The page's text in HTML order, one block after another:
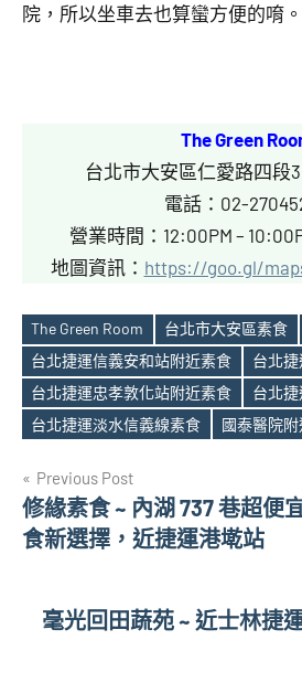
院，所以坐車去也算蠻方便的唷。
The Green
台北市大安區仁愛路四段
電話：02-
營業時間：12:00PM –
地圖資訊： https://goo.gl/
Tags
The Green Room 台北市大安區素食
台北捷運信義安和站附近素食
台北
台北捷運忠孝敦化站附近素食
台北
台北捷運淡水信義線素食
國泰醫院
文
章
覽
Previous Post
修緣素食 ~ 內湖 737 巷超便
食新選擇，近捷運港墘站
毫光回田蔬苑 ~ 近士林捷